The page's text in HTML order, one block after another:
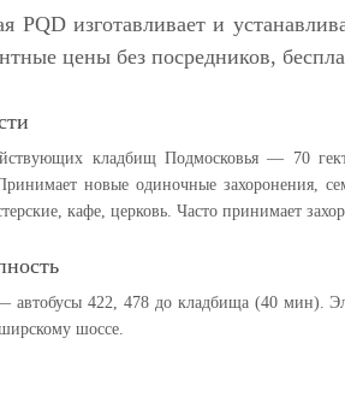
PQD изготавливает и
цены без посредников,
кладбищ Подмосковья — 70
новые одиночные захоронения,
кафе, церковь. Часто принимает
автобусы 422, 478 до кладбища (40 мин).
шоссе.